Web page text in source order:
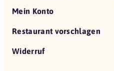
Mein Konto
Restaurant vorschlagen
Widerruf